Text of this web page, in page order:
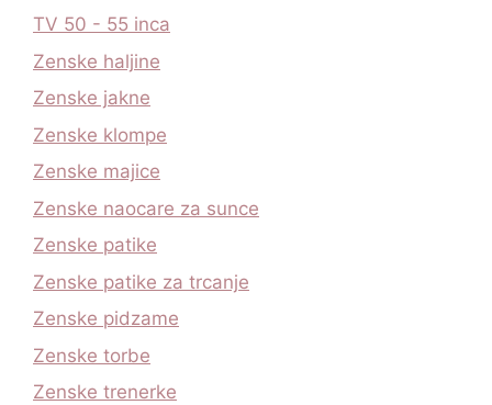
TV 50 - 55 inca
Zenske haljine
Zenske jakne
Zenske klompe
Zenske majice
Zenske naocare za sunce
Zenske patike
Zenske patike za trcanje
Zenske pidzame
Zenske torbe
Zenske trenerke